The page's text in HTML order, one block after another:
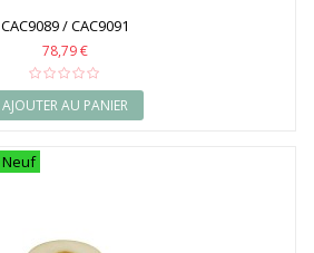
CAC9089 / CAC9091
78,79 €
AJOUTER AU PANIER
Neuf